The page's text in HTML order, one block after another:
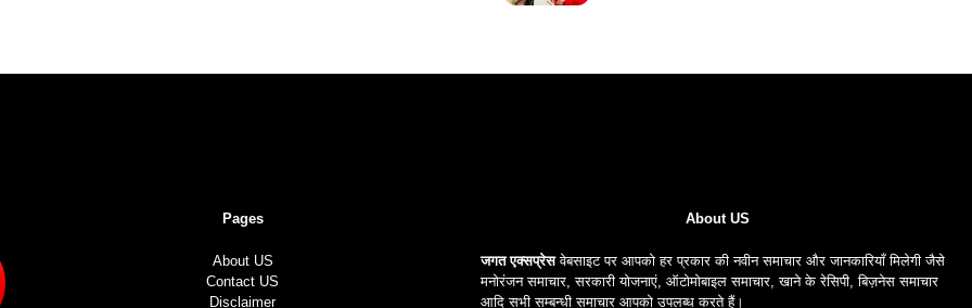
Pages
About US
Contact US
Disclaimer
About US
जगत एक्सप्रेसवेबसाइट पर आपको हर प्रकार की नवीन समाचार और जानकारियाँ मिलेगी जैसे
मनोरंजन समाचार, सरकारी योजनाएं, ऑटोमोबाइल समाचार, खाने के रेसिपी, बिज़नेस समाचार
आदि सभी सम्बन्धी समाचार आपको उपलब्ध करते हैं।